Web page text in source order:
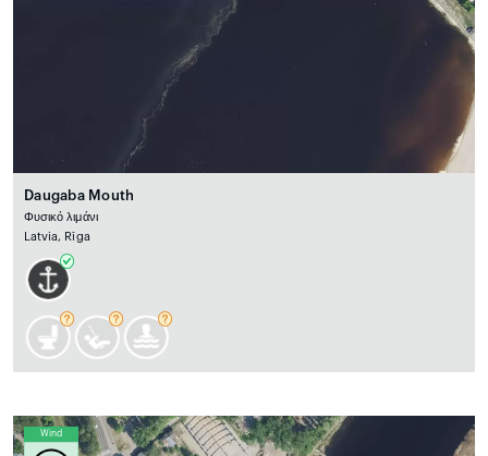
Daugaba Mouth
Φυσικό λιμάνι
Latvia, Rīga
Wind